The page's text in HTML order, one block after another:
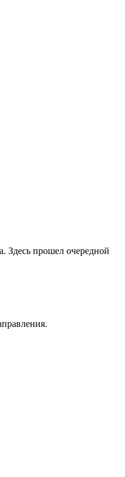
Здесь прошел очередной